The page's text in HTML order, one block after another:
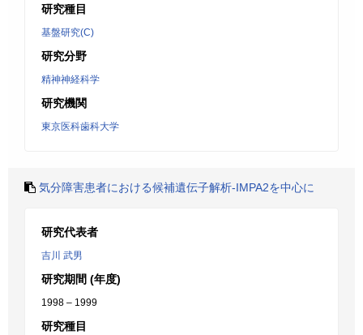
研究種目
基盤研究(C)
研究分野
精神神経科学
研究機関
東京医科歯科大学
気分障害患者における候補遺伝子解析-IMPA2を中心に
研究代表者
吉川 武男
研究期間 (年度)
1998 – 1999
研究種目